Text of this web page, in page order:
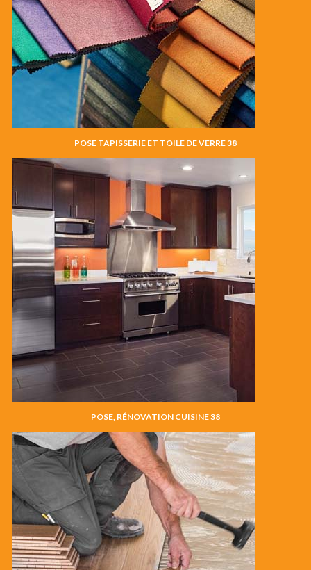
POSE TAPISSERIE ET TOILE DE VERRE 38
POSE, RÉNOVATION CUISINE 38